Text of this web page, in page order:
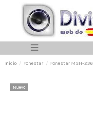
Inicio Fonestar Fonestar MSH-236
Nuevo